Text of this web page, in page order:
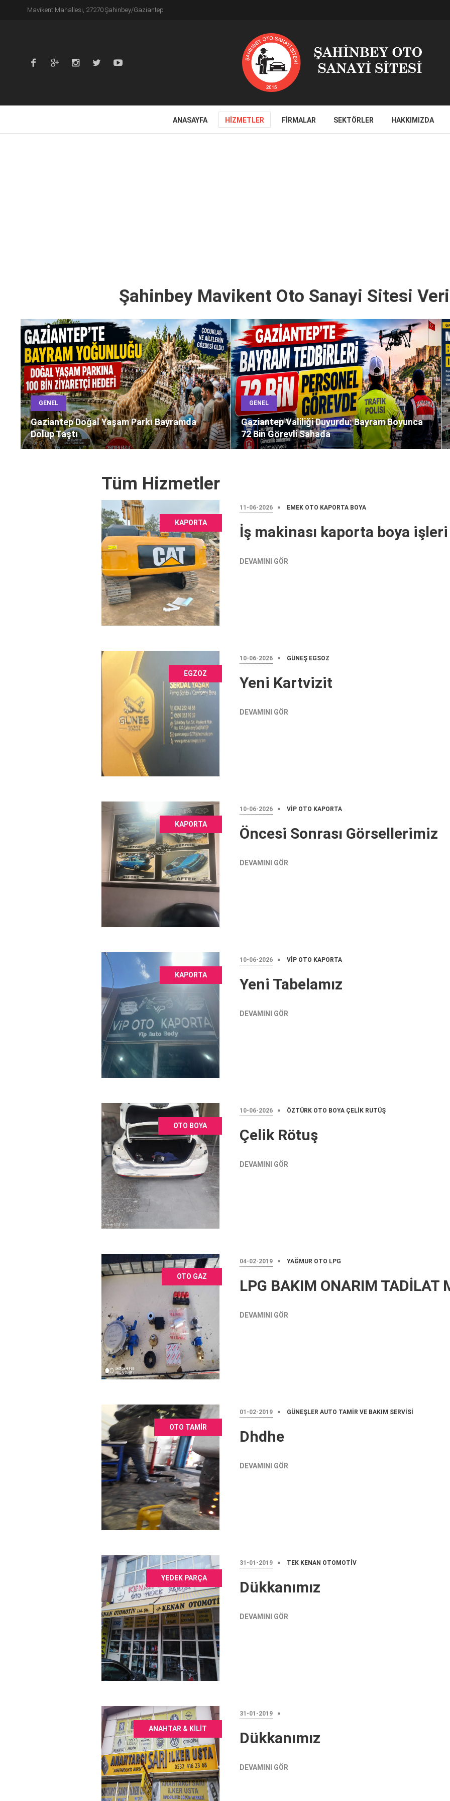
Mavikent Mahallesi, 27270 Şahinbey/Gaziantep
ANASAYFA HIZMETLER FIRMALAR SEKTÖRLER HAKKIMIZDA
Şahinbey Mavikent Oto Sanayi Sitesi
GENEL
Gaziantep Doğal Yaşam Parkı Bayramda
Dolup Taştı
GENEL
Gaziantep Valiliği Duyurdu: Bayram Boyunca
72 Bin Görevli Sahada
Tüm Hizmetler
KAPORTA
11-06-2026 EMEK OTO KAPORTA BOYA
İş makinası kaporta boya işleri
DEVAMINI GÖR
EGZOZ
10-06-2026 GÜNEŞ EGSOZ
Yeni Kartvizit
DEVAMINI GÖR
KAPORTA
10-06-2026 VIP OTO KAPORTA
Öncesi Sonrası Görsellerimiz
DEVAMINI GÖR
KAPORTA
10-06-2026 VIP OTO KAPORTA
Yeni Tabelamız
DEVAMINI GÖR
OTO BOYA
10-06-2026 ÖZTÜRK OTO BOYA ÇELIK RUTÜŞ
Çelik Rötuş
DEVAMINI GÖR
OTO GAZ
04-02-2019 YAĞMUR OTO LPG
LPG BAKIM ONARIM TADİLAT
DEVAMINI GÖR
OTO TAMIR
01-02-2019 GÜNEŞLER AUTO TAMIR VE BAKIM SERVISI
Dhdhe
DEVAMINI GÖR
YEDEK PARÇA
31-01-2019 TEK KENAN OTOMOTIV
Dükkanımız
DEVAMINI GÖR
ANAHTAR & KILIT
31-01-2019
Dükkanımız
DEVAMINI GÖR